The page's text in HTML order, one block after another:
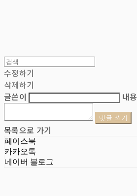
수정하기
삭제하기
글쓴이
내용
댓글 쓰기
목록으로 가기
페이스북
카카오톡
네이버 블로그